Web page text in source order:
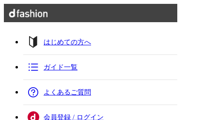
はじめての方へ
ガイド一覧
よくあるご質問
会員登録 / ログイン